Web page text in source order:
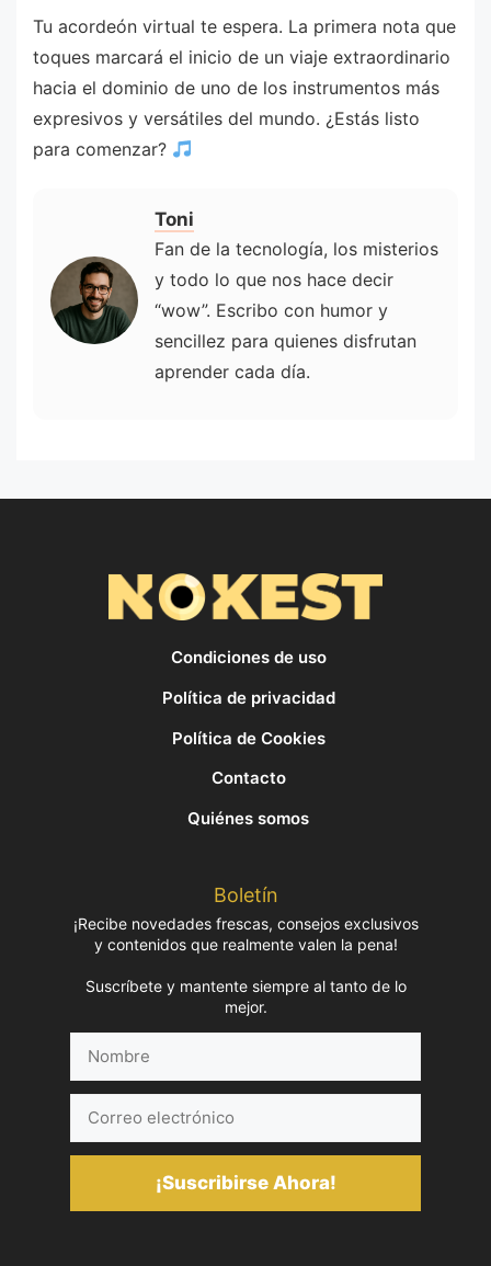
Tu acordeón virtual te espera. La primera nota que
toques marcará el inicio de un viaje extraordinario
hacia el dominio de uno de los instrumentos más
expresivos y versátiles del mundo. ¿Estás listo
para comenzar?
Toni
Fan de la tecnología, los misterios
y todo lo que nos hace decir
“wow”. Escribo con humor y
sencillez para quienes disfrutan
aprender cada día.
Condiciones de uso
Política de privacidad
Política de Cookies
Contacto
Quiénes somos
Boletín
¡Recibe novedades frescas, consejos exclusivos
y contenidos que realmente valen la pena!
Suscríbete y mantente siempre al tanto de lo
mejor.
electrónico
¡Suscribirse Ahora!